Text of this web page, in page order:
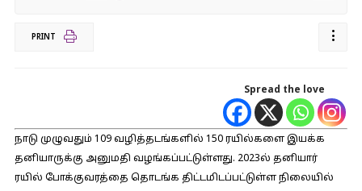
PRINT
Spread the love
நாடு முழுவதும் 109 வழித்தடங்களில் 150 ரயில்களை இயக்க
தனியாருக்கு அனுமதி வழங்கப்பட்டுள்ளது. 2023ல் தனியார்
ரயில் போக்குவரத்தை தொடங்க திட்டமிடப்பட்டுள்ள நிலையில்